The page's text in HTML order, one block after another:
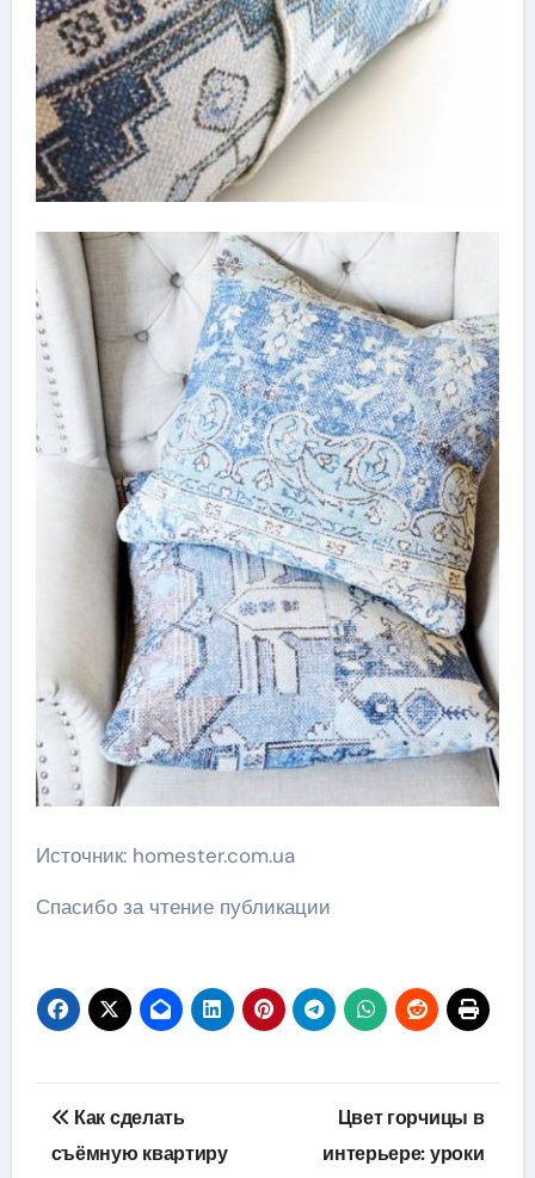
Источник: homester.com.ua
Спасибо за чтение публикации
Навигация
по
Как сделать
съёмную квартиру
Цвет горчицы в
интерьере: уроки